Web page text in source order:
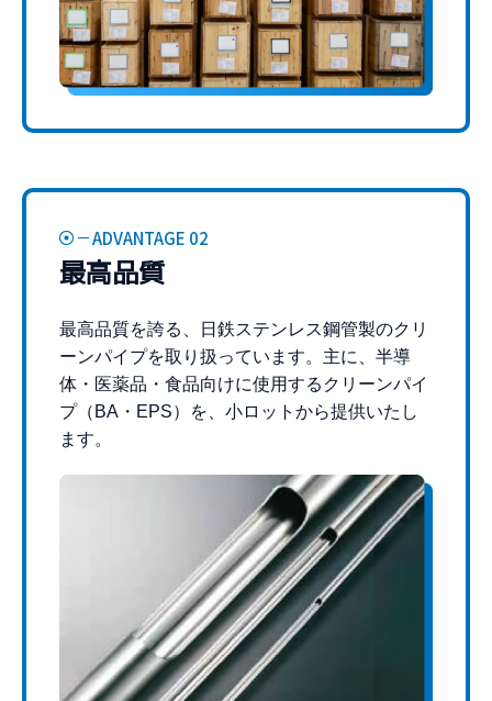
ADVANTAGE 02
最高品質
最高品質を誇る、日鉄ステンレス鋼管製のクリ
ーンパイプを取り扱っています。主に、半導
体・医薬品・食品向けに使用するクリーンパイ
プ（BA・EPS）を、小ロットから提供いたし
ます。